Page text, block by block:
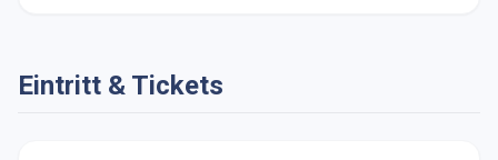
Eintritt & Tickets